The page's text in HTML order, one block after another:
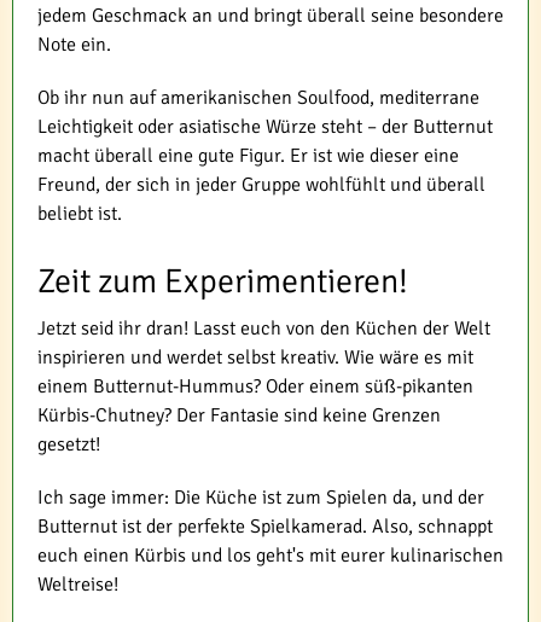
jedem Geschmack an und bringt überall seine besondere
Note ein.
Ob ihr nun auf amerikanischen Soulfood, mediterrane
Leichtigkeit oder asiatische Würze steht – der Butternut
macht überall eine gute Figur. Er ist wie dieser eine
Freund, der sich in jeder Gruppe wohlfühlt und überall
beliebt ist.
Zeit zum Experimentieren!
Jetzt seid ihr dran! Lasst euch von den Küchen der Welt
inspirieren und werdet selbst kreativ. Wie wäre es mit
einem Butternut-Hummus? Oder einem süß-pikanten
Kürbis-Chutney? Der Fantasie sind keine Grenzen
gesetzt!
Ich sage immer: Die Küche ist zum Spielen da, und der
Butternut ist der perfekte Spielkamerad. Also, schnappt
euch einen Kürbis und los geht's mit eurer kulinarischen
Weltreise!